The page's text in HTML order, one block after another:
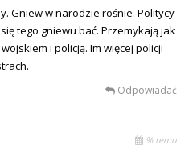
Gniew w narodzie rośnie. Politycy
tego gniewu bać. Przemykają jak
i policją. Im więcej policji
Odpowiadać
% temu